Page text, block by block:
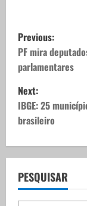
P
o
s
t
n
a
v
Previous:
PF mira
parlamentares
Next:
IBGE: 25
brasileiro
PESQUISAR